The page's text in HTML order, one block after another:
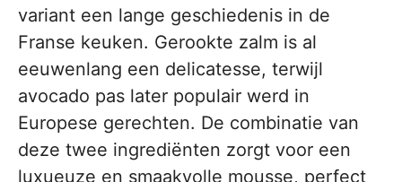
variant een lange geschiedenis in de
Franse keuken. Gerookte zalm is al
eeuwenlang een delicatesse, terwijl
avocado pas later populair werd in
Europese gerechten. De combinatie van
deze twee ingrediënten zorgt voor een
luxueuze en smaakvolle mousse, perfect